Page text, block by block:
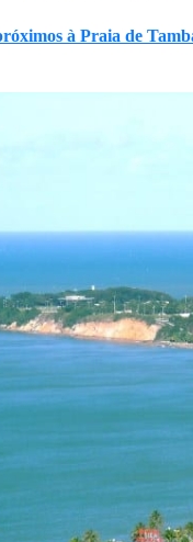
à Praia de